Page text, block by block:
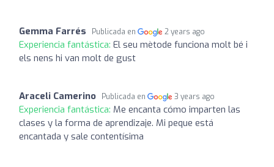
Gemma Farrés Publicada en 2 years ago
Experiencia fantástica: El seu mètode funciona molt bé i
els nens hi van molt de gust
Araceli Camerino Publicada en 3 years ago
Experiencia fantástica: Me encanta cómo imparten las
clases y la forma de aprendizaje. Mi peque está
encantada y sale contentísima